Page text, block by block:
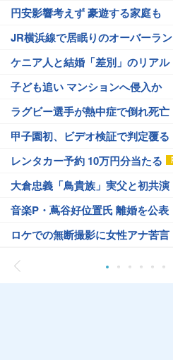
円安影響考えず 豪遊する家庭も
JR横浜線で居眠りのオーバーラン
ケニア人と結婚「差別」のリアル
子ども追い マンションへ侵入か
ラグビー選手が熱中症で倒れ死亡
甲子園初、ビデオ検証で判定覆る
レンタカー予約 10万円分当たる
大倉忠義「鳥貴族」実父と初共演
音楽P・蔦谷好位置氏 離婚を公表
ロケでの無断撮影に女性アナ苦言